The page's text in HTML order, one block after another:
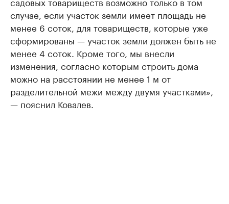
случае, если участок земли имеет площадь не
менее 6 соток, для товариществ, которые уже
сформированы — участок земли должен быть не
менее 4 соток. Кроме того, мы внесли
изменения, согласно которым строить дома
можно на расстоянии не менее 1 м от
разделительной межи между двумя участками»,
— пояснил Ковалев.